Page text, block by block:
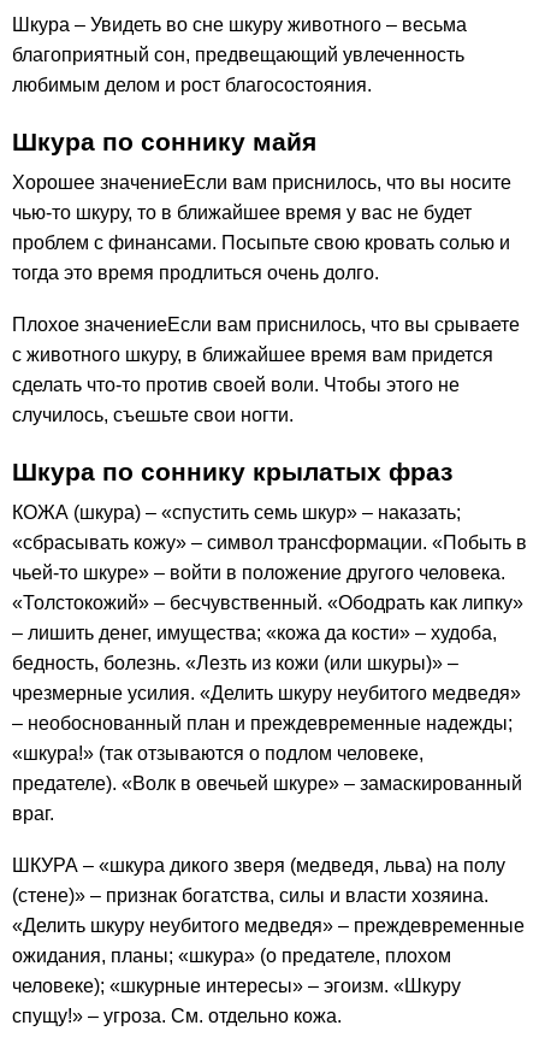
Шкура – Увидеть во сне шкуру животного – весьма
благоприятный сон, предвещающий увлеченность
любимым делом и рост благосостояния.
Шкура по соннику майя
Хорошее значениеЕсли вам приснилось, что вы носите
чью-то шкуру, то в ближайшее время у вас не будет
проблем с финансами. Посыпьте свою кровать солью и
тогда это время продлиться очень долго.
Плохое значениеЕсли вам приснилось, что вы срываете
с животного шкуру, в ближайшее время вам придется
сделать что-то против своей воли. Чтобы этого не
случилось, съешьте свои ногти.
Шкура по соннику крылатых фраз
КОЖА (шкура) – «спустить семь шкур» – наказать;
«сбрасывать кожу» – символ трансформации. «Побыть в
чьей-то шкуре» – войти в положение другого человека.
«Толстокожий» – бесчувственный. «Ободрать как липку»
– лишить денег, имущества; «кожа да кости» – худоба,
бедность, болезнь. «Лезть из кожи (или шкуры)» –
чрезмерные усилия. «Делить шкуру неубитого медведя»
– необоснованный план и преждевременные надежды;
«шкура!» (так отзываются о подлом человеке,
предателе). «Волк в овечьей шкуре» – замаскированный
враг.
ШКУРА – «шкура дикого зверя (медведя, льва) на полу
(стене)» – признак богатства, силы и власти хозяина.
«Делить шкуру неубитого медведя» – преждевременные
ожидания, планы; «шкура» (о предателе, плохом
человеке); «шкурные интересы» – эгоизм. «Шкуру
спущу!» – угроза. См. отдельно кожа.